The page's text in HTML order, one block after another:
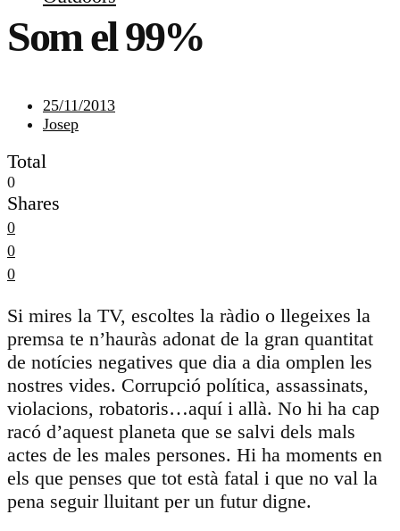
Som el 99%
25/11/2013
Josep
Total
0
Shares
0
0
0
Si mires la TV, escoltes la ràdio o llegeixes la
premsa te n’hauràs adonat de la gran quantitat
de notícies negatives que dia a dia omplen les
nostres vides. Corrupció política, assassinats,
violacions, robatoris…aquí i allà. No hi ha cap
racó d’aquest planeta que se salvi dels mals
actes de les males persones. Hi ha moments en
els que penses que tot està fatal i que no val la
pena seguir lluitant per un futur digne.